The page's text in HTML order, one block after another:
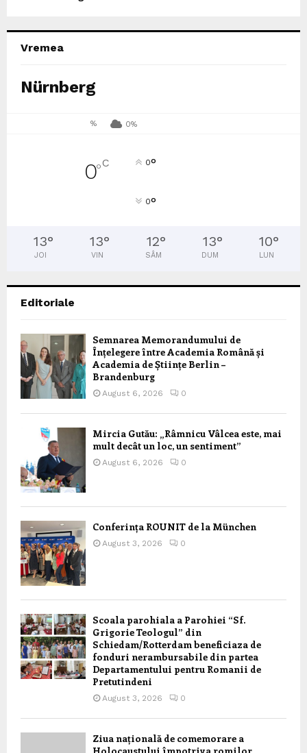
Vremea
Nürnberg
% 0%
0°C 0°
0°
13°
JOI
13°
VIN
12°
SÂM
13°
DUM
10°
LUN
Editoriale
Semnarea Memorandumului de
Înțelegere între Academia Română și
Academia de Științe Berlin –
Brandenburg
August 6, 2026 0
Mircia Gutău: „Râmnicu Vâlcea este, mai
mult decât un loc, un sentiment”
August 6, 2026 0
Conferința ROUNIT de la München
August 3, 2026 0
Scoala parohiala a Parohiei “Sf.
Grigorie Teologul” din
Schiedam/Rotterdam beneficiaza de
fonduri nerambursabile din partea
Departamentului pentru Romanii de
Pretutindeni
August 3, 2026 0
Ziua națională de comemorare a